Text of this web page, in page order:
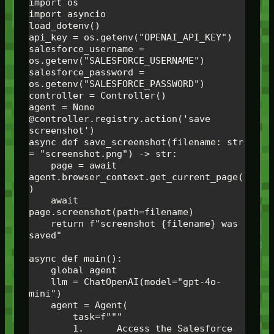
import os
import asyncio
load_dotenv()
api_key = os.getenv("OPENAI_API_KEY")
salesforce_username =
os.getenv("SALESFORCE_USERNAME")
salesforce_password =
os.getenv("SALESFORCE_PASSWORD")
controller = Controller()
agent = None
@controller.registry.action('save
screenshot')
async def save_screenshot(filename: str
= "screenshot.png") -> str:
agent.browser_context.get_current_page(
)
page.screenshot(path=filename)
saved"
async def main():
mini")